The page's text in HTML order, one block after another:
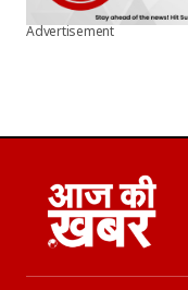
Advertisement